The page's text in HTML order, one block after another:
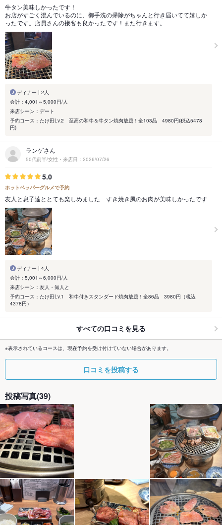
牛タン美味しかったです！
お店がすごく混んでいるのに、御手洗の掃除がちゃんと行き届いてて嬉しか
ったです。店員さんの接客も良かったです！また行きます。
ディナー | 2人
会計：4,001～5,000円/人
来店シーン：デート
予約コース：たけ田Lv.2 至高の和牛＆牛タン焼肉放題！全103品 4980円(税込5478
円)
ランゲさん
50代前半/女性・来店日：2026/07/26
5.0
ホットペッパーグルメで予約
友人と息子達ととても楽しめました すき焼き風のお肉が美味しかったです
ディナー | 4人
会計：5,001～6,000円/人
来店シーン：友人・知人と
予約コース：たけ田Lv.1 和牛付きスタンダード焼肉放題！全86品 3980円（税込
4378円）
すべての口コミを見る
※表示されているコースは、現在予約を受け付けていない場合があります。
口コミを投稿する
投稿写真(39)